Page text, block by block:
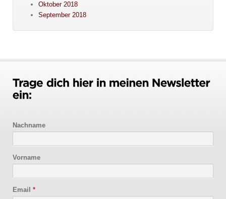
Oktober 2018
September 2018
Nachname
Vorname
Email *